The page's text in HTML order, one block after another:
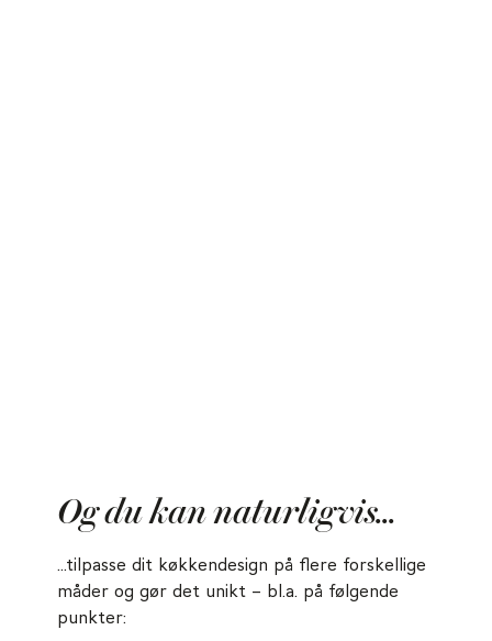
Og du kan naturligvis...
...tilpasse dit køkkendesign på flere forskellige
måder og gør det unikt – bl.a. på følgende
punkter: